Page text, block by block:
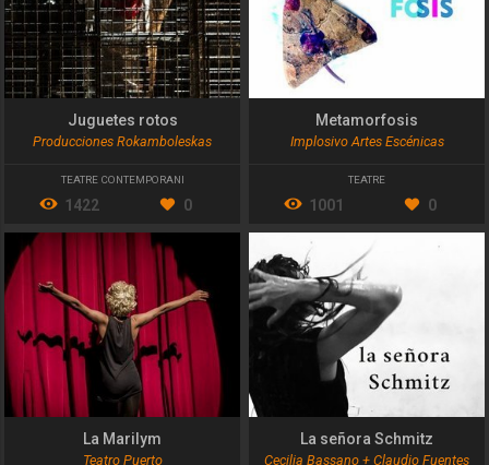
Juguetes rotos
Producciones Rokamboleskas
TEATRE CONTEMPORANI
1422 0
Metamorfosis
Implosivo Artes Escénicas
TEATRE
1001 0
La Marilym
Teatro Puerto
La señora Schmitz
Cecilia Bassano + Claudio Fuentes